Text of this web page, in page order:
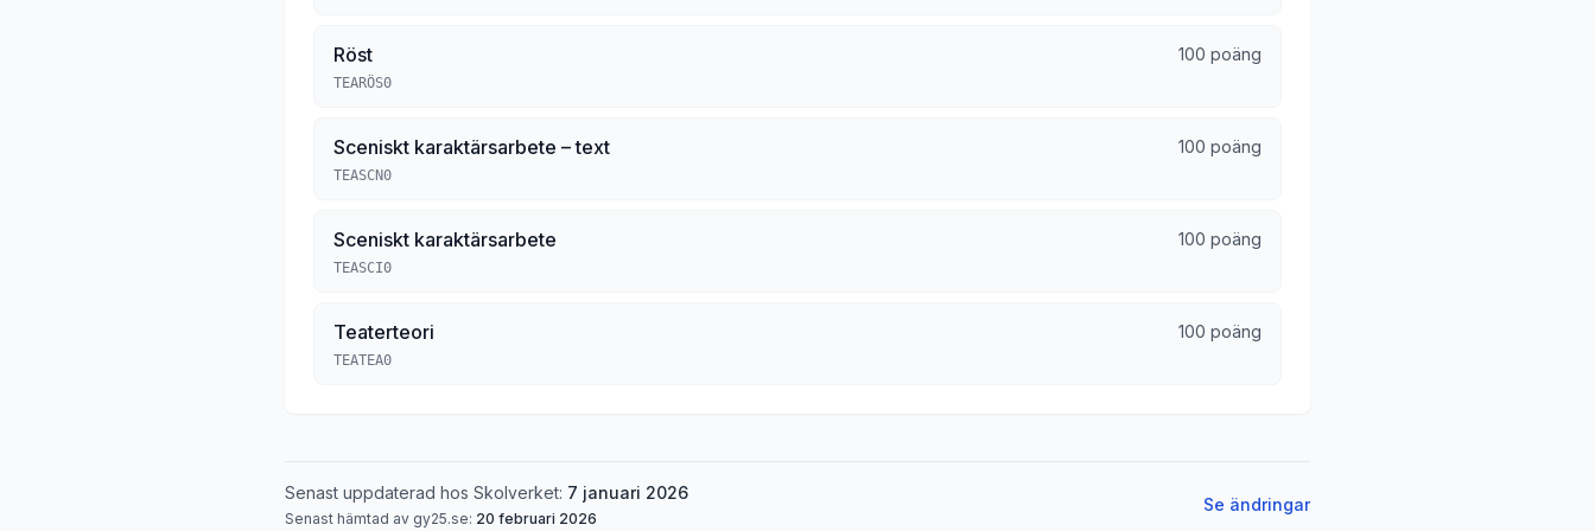
Röst 100 poäng
TEARÖS0
Sceniskt karaktärsarbete – text 100 poäng
TEASCN0
Sceniskt karaktärsarbete 100 poäng
TEASCI0
Teaterteori 100 poäng
TEATEA0
Senast uppdaterad hos Skolverket: 7 januari 2026
Senast hämtad av gy25.se: 20 februari 2026
Se ändringar